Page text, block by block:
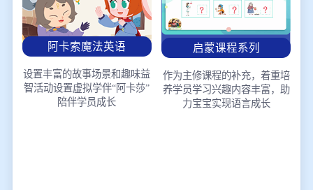
阿卡索魔法英语
设置丰富的故事场景和趣味益
智活动设置虚拟学伴“阿卡莎”
陪伴学员成长
启蒙课程系列
作为主修课程的补充，着重培
养学员学习兴趣内容丰富，助
力宝宝实现语言成长